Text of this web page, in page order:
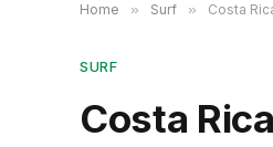
Home » Surf » Costa
SURF
Costa